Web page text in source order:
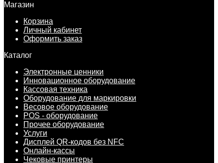
Магазин
Корзина
Личный кабинет
Оформить заказ
Каталог
Электронные ценники
Инновационное оборудование
Кассовая техника
Оборудование для маркировки
Весовое оборудование
POS - оборудование
Прочее оборудование
Услуги
Дисплей QR-кодов без NFC
Онлайн-кассы
Чековые принтеры